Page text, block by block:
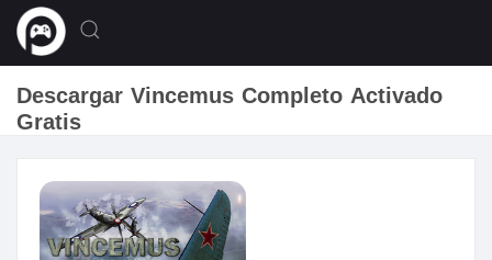
Descargar Vincemus Completo Activado
Gratis